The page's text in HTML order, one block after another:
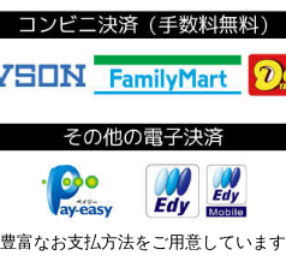
豊富なお支払方法をご用意しています